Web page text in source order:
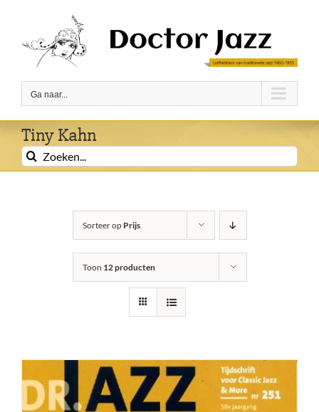
inhoud
Ga naar...
Tiny Kahn
Zoeken
naar:
Sorteer op Prijs
Toon 12 producten